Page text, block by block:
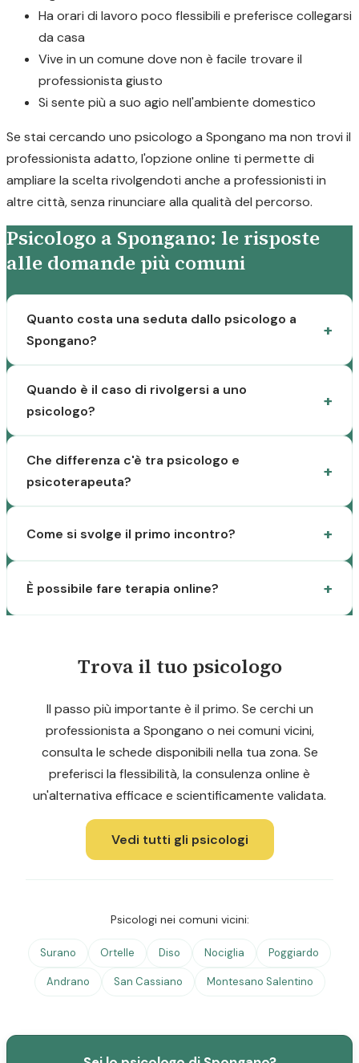
Ha orari di lavoro poco flessibili e preferisce collegarsi
da casa
Vive in un comune dove non è facile trovare il
professionista giusto
Si sente più a suo agio nell'ambiente domestico
Se stai cercando uno psicologo a Spongano ma non trovi il
professionista adatto, l'opzione online ti permette di
ampliare la scelta rivolgendoti anche a professionisti in
altre città, senza rinunciare alla qualità del percorso.
Psicologo a Spongano: le risposte
alle domande più comuni
Quanto costa una seduta dallo psicologo a
Spongano?
Quando è il caso di rivolgersi a uno
psicologo?
Che differenza c'è tra psicologo e
psicoterapeuta?
Come si svolge il primo incontro?
È possibile fare terapia online?
Trova il tuo psicologo
Il passo più importante è il primo. Se cerchi un
professionista a Spongano o nei comuni vicini,
consulta le schede disponibili nella tua zona. Se
preferisci la flessibilità, la consulenza online è
un'alternativa efficace e scientificamente validata.
Vedi tutti gli psicologi
Psicologi nei comuni vicini:
Surano Ortelle Diso Nociglia Poggiardo
Andrano San Cassiano Montesano Salentino